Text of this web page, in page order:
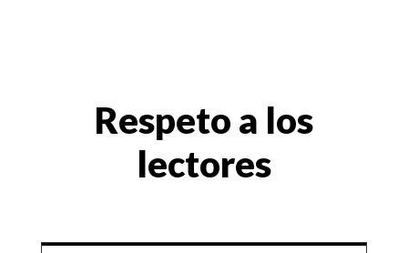
Respeto a los
lectores